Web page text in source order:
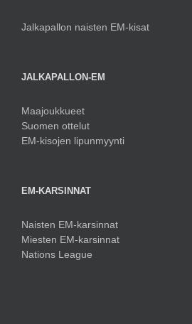
Jalkapallon naisten EM-kisat
JALKAPALLON-EM
Maajoukkueet
Suomen ottelut
EM-kisojen lipunmyynti
EM-KARSINNAT
Naisten EM-karsinnat
Miesten EM-karsinnat
Nations League